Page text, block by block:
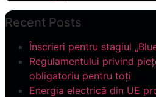
Recent Posts
Înscrieri pentru stagiul
Regulamentului privind
obligatoriu pentru toți
Energia electrică din UE